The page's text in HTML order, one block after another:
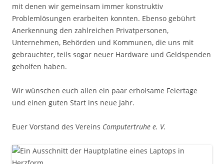
mit denen wir gemeinsam immer konstruktiv
Problemlösungen erarbeiten konnten. Ebenso gebührt
Anerkennung den zahlreichen Privatpersonen,
Unternehmen, Behörden und Kommunen, die uns mit
gebrauchter, teils sogar neuer Hardware und Geldspenden
geholfen haben.
Wir wünschen euch allen ein paar erholsame Feiertage
und einen guten Start ins neue Jahr.
Euer Vorstand des Vereins Computertruhe e. V.